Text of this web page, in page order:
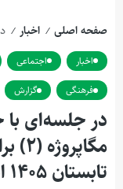
صفحه اصلی / اخبار /
اخبار اجتماعی
فرهنگی
گزارش
تابستان ۱۴۰۵ اعلام شد